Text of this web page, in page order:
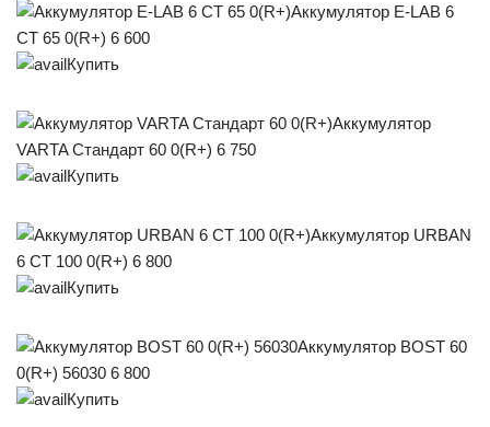
Аккумулятор E-LAB 6
СТ 65 0(R+) 6 600
Купить
Аккумулятор
VARTA Стандарт 60 0(R+) 6 750
Купить
Аккумулятор URBAN
6 СТ 100 0(R+) 6 800
Купить
Аккумулятор BOST 60
0(R+) 56030 6 800
Купить